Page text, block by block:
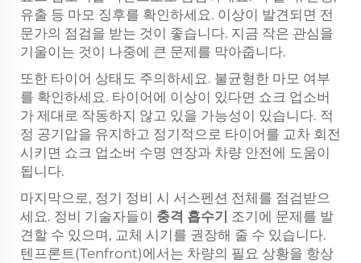
유출 등 마모 징후를 확인하세요. 이상이 발견되면 전
문가의 점검을 받는 것이 좋습니다. 지금 작은 관심을
기울이는 것이 나중에 큰 문제를 막아줍니다.
또한 타이어 상태도 주의하세요. 불균형한 마모 여부
를 확인하세요. 타이어에 이상이 있다면 쇼크 업소버
가 제대로 작동하지 않고 있을 가능성이 있습니다. 적
정 공기압을 유지하고 정기적으로 타이어를 교차 회전
시키면 쇼크 업소버 수명 연장과 차량 안전에 도움이
됩니다.
마지막으로, 정기 정비 시 서스펜션 전체를 점검받으
세요. 정비 기술자들이 충격 흡수기 조기에 문제를 발
견할 수 있으며, 교체 시기를 권장해 줄 수 있습니다.
텐프론트(Tenfront)에서는 차량의 필요 상황을 항상